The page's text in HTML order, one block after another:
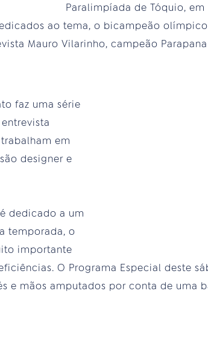
Paralimpíada de Tóquio,
ao tema, o bicampeão
Mauro Vilarinho, campeão
faz uma série
em
designer e
dedicado a um
temporada, o
importante
O Programa Especial deste
e mãos amputados por conta de uma